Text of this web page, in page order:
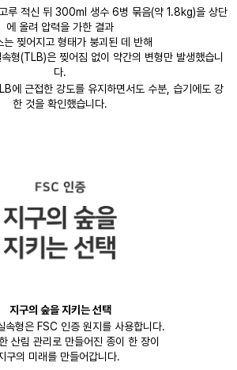
루 적신 뒤 300ml 생수 6병 묶음(약 1.8kg)을 상단
에 올려 압력을 가한 결과
는 찢어지고 형태가 붕괴된 데 반해
형(TLB)은 찢어짐 없이 약간의 변형만 발생했습니
다.
에 근접한 강도를 유지하면서도 수분, 습기에도 강
한 것을 확인했습니다.
지구의 숲을 지키는 선택
속형은 FSC 인증 원지를 사용합니다.
산림 관리로 만들어진 종이 한 장이
구의 미래를 만들어갑니다.